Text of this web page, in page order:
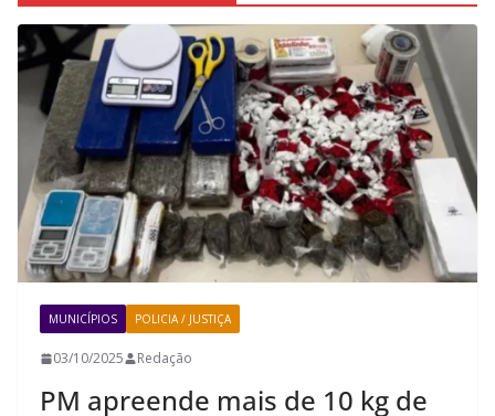
MUNICÍPIOS POLICIA / JUSTIÇA
03/10/2025 Redação
PM apreende mais de 10 kg de